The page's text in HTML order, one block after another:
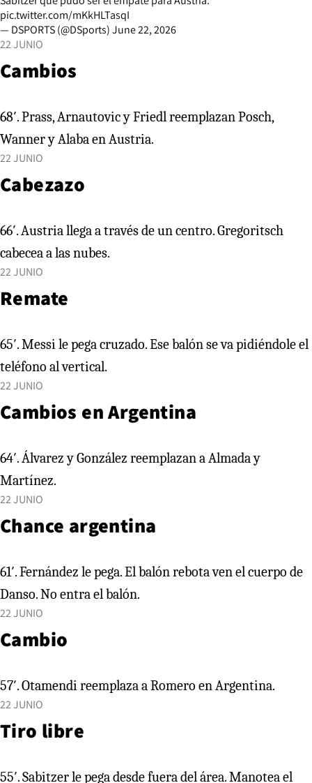
pic.twitter.com/mKkHLTasqI
— DSPORTS (@DSports)June 22, 2026
22 JUNIO
Cambios
68′. Prass, Arnautovic y Friedl reemplazan Posch,
Wanner y Alaba en Austria.
22 JUNIO
Cabezazo
66′. Austria llega a través de un centro. Gregoritsch
cabecea a las nubes.
22 JUNIO
Remate
65′. Messi le pega cruzado. Ese balón se va pidiéndole el
teléfono al vertical.
22 JUNIO
Cambios en Argentina
64′. Álvarez y González reemplazan a Almada y
Martínez.
22 JUNIO
Chance argentina
61′. Fernández le pega. El balón rebota ven el cuerpo de
Danso. No entra el balón.
22 JUNIO
Cambio
57′. Otamendi reemplaza a Romero en Argentina.
22 JUNIO
Tiro libre
55′. Sabitzer le pega desde fuera del área. Manotea el